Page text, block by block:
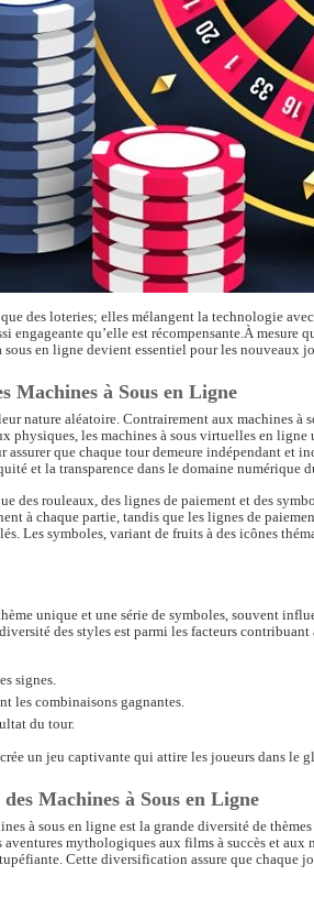
des loteries; elles mélangent la technologie
engageante qu’elle est récompensante.À mesure
en ligne devient essentiel pour les nouveaux
Machines à Sous en Ligne
nature aléatoire. Contrairement aux machines à
physiques, les machines à sous virtuelles en ligne
assurer que chaque tour demeure indépendant et
et la transparence dans le domaine numérique
des rouleaux, des lignes de paiement et des
à chaque partie, tandis que les lignes de
Les symboles, variant de fruits à des icônes
unique et une série de symboles, souvent
des styles est parmi les facteurs
signes.
les combinaisons gagnantes.
du tour.
un jeu captivante qui attire les joueurs dans le
Machines à Sous en Ligne
à sous en ligne est la grande diversité de
mythologiques aux films à succès et aux
Cette diversification assure que chaque